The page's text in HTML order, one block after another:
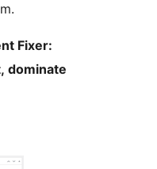
Fixer:
dominate